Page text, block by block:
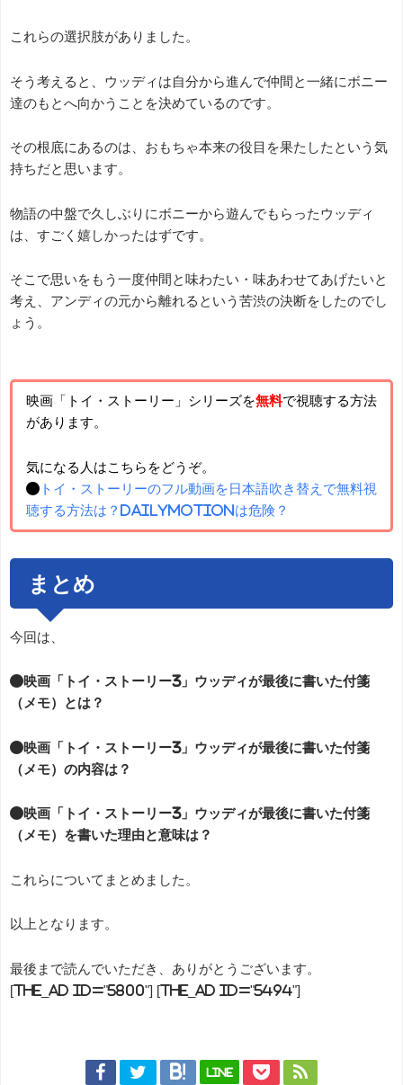
これらの選択肢がありました。
そう考えると、ウッディは自分から進んで仲間と一緒にボニー
達のもとへ向かうことを決めているのです。
その根底にあるのは、おもちゃ本来の役目を果たしたという気
持ちだと思います。
物語の中盤で久しぶりにボニーから遊んでもらったウッディ
は、すごく嬉しかったはずです。
そこで思いをもう一度仲間と味わたい・味あわせてあげたいと
考え、アンディの元から離れるという苦渋の決断をしたのでし
ょう。
映画「トイ・ストーリー」シリーズを無料で視聴する方法
があります。
気になる人はこちらをどうぞ。
● トイ・ストーリーのフル動画を日本語吹き替えで無料視
聴する方法は？dailymotionは危険？
まとめ
今回は、
●映画「トイ・ストーリー3」ウッディが最後に書いた付箋
（メモ）とは？
●映画「トイ・ストーリー3」ウッディが最後に書いた付箋
（メモ）の内容は？
●映画「トイ・ストーリー3」ウッディが最後に書いた付箋
（メモ）を書いた理由と意味は？
これらについてまとめました。
以上となります。
最後まで読んでいただき、ありがとうございます。
[the_ad id="5800"] [the_ad id="5494"]
LINE